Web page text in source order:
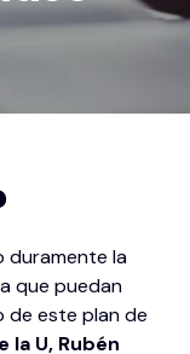
duramente la
que puedan
de este plan de
la U, Rubén